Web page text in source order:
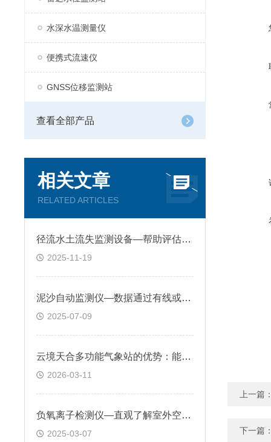
水深水温测量仪
便携式流速仪
GNSS位移监测站
查看全部产品
相关文章
RELATED ARTICLES
径流水土流失监测设备—帮助评估治理措施效果，为生态修复提供依据
2025-11-19
泥沙自动监测仪—数据通过有线或无线方式传输，便于远程监控与分析
2025-07-09
云境天合多功能气象站的优势：能精准捕捉气象变化，提前预警恶劣天气
2026-03-11
负氧离子检测仪—直观了解室外空气的负氧离子，采取相应的措施改善空气质量
2025-03-07
上一篇
下一篇